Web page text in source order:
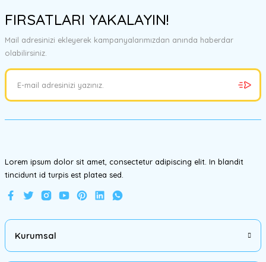
tarafımıza iletebilirsiniz.
Görüş ve önerileriniz için teşekkür ederiz.
Ürün resmi kalitesiz, bozuk veya görüntülenemiyor.
Ürün bilgilerinde hatalar bulunuyor.
FIRSATLARI YAKALAYIN!
Mail adresinizi ekleyerek kampanyalarımızdan anında haberdar
olabilirsiniz.
Lorem ipsum dolor sit amet, consectetur adipiscing elit. In blandit
tincidunt id turpis est platea sed.
Kurumsal